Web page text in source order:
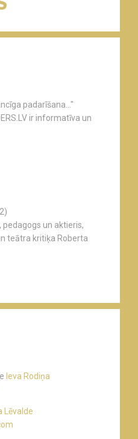
padarīšana..."
ir informatīva un
pedagogs un aktieris,
teātra kritiķa Roberta
Ieva Rodiņa
Lēvalde